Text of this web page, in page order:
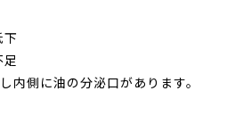
側に油の分泌口があります。